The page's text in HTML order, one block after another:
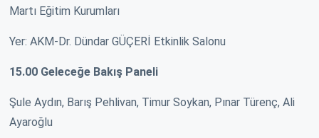
Martı Eğitim Kurumları
Yer: AKM-Dr. Dündar GÜÇERİ Etkinlik Salonu
15.00 Geleceğe Bakış Paneli
Şule Aydın, Barış Pehlivan, Timur Soykan, Pınar Türenç, Ali
Ayaroğlu